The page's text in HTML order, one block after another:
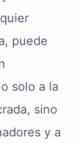
puede
solo a la
sino
y a